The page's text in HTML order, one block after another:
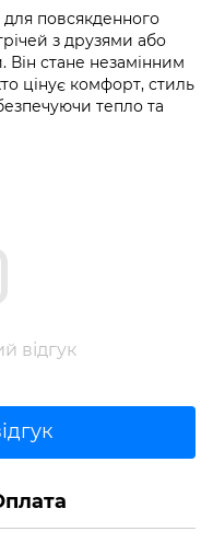
для повсякденного
з друзями або
Він стане незамінним
цінує комфорт, стиль
тепло та
відгук